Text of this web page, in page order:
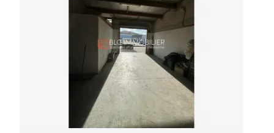
Charges mensuelles HT (dont taxe foncière) : 120